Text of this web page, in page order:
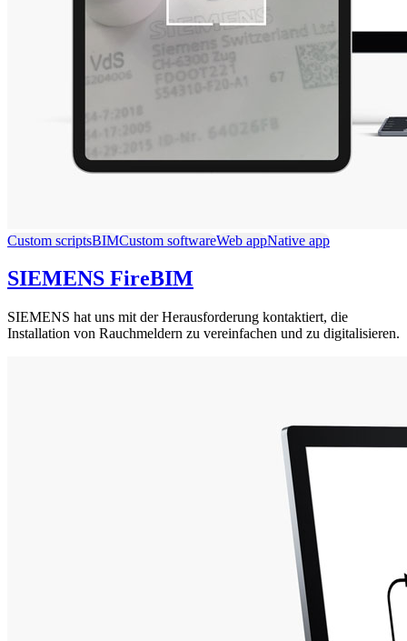
Custom scriptsBIMCustom softwareWeb appNative app
SIEMENS FireBIM
SIEMENS hat uns mit der Herausforderung kontaktiert, die
Installation von Rauchmeldern zu vereinfachen und zu digitalisieren.